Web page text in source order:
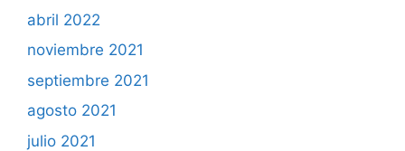
abril 2022
noviembre 2021
septiembre 2021
agosto 2021
julio 2021